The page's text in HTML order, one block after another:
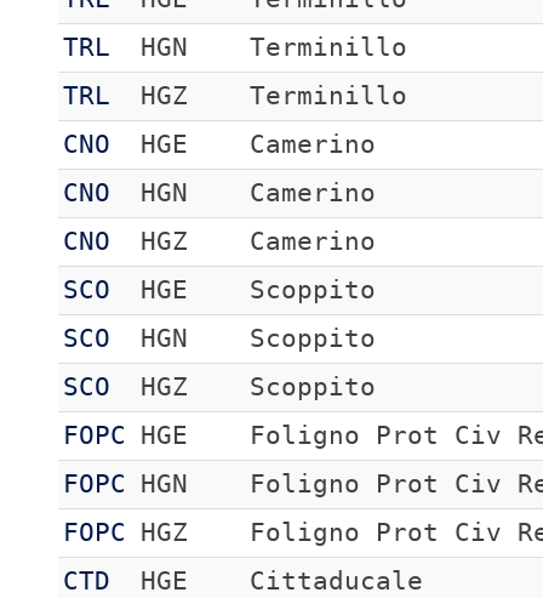
TRL
HGN
Terminillo
TRL
HGZ
Terminillo
CNO
HGE
Camerino
CNO
HGN
Camerino
CNO
HGZ
Camerino
SCO
HGE
Scoppito
SCO
HGN
Scoppito
SCO
HGZ
Scoppito
FOPC
HGE
Foligno Prot Civ
FOPC
HGN
Foligno Prot Civ
FOPC
HGZ
Foligno Prot Civ
CTD
HGE
Cittaducale